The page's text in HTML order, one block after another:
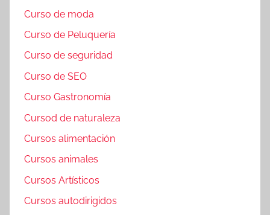
Curso de moda
Curso de Peluquería
Curso de seguridad
Curso de SEO
Curso Gastronomía
Cursod de naturaleza
Cursos alimentación
Cursos animales
Cursos Artísticos
Cursos autodirigidos